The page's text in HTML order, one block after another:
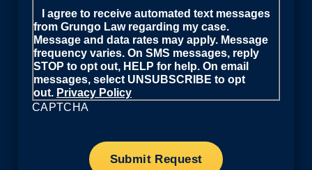
I agree to receive automated text messages
from Grungo Law regarding my case.
Message and data rates may apply. Message
frequency varies. On SMS messages, reply
STOP to opt out, HELP for help. On email
messages, select UNSUBSCRIBE to opt
out. Privacy Policy
CAPTCHA